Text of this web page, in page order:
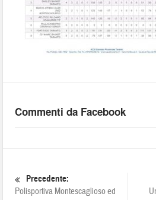
Commenti da Facebook
Precedente:
Polisportiva Montescaglioso ed